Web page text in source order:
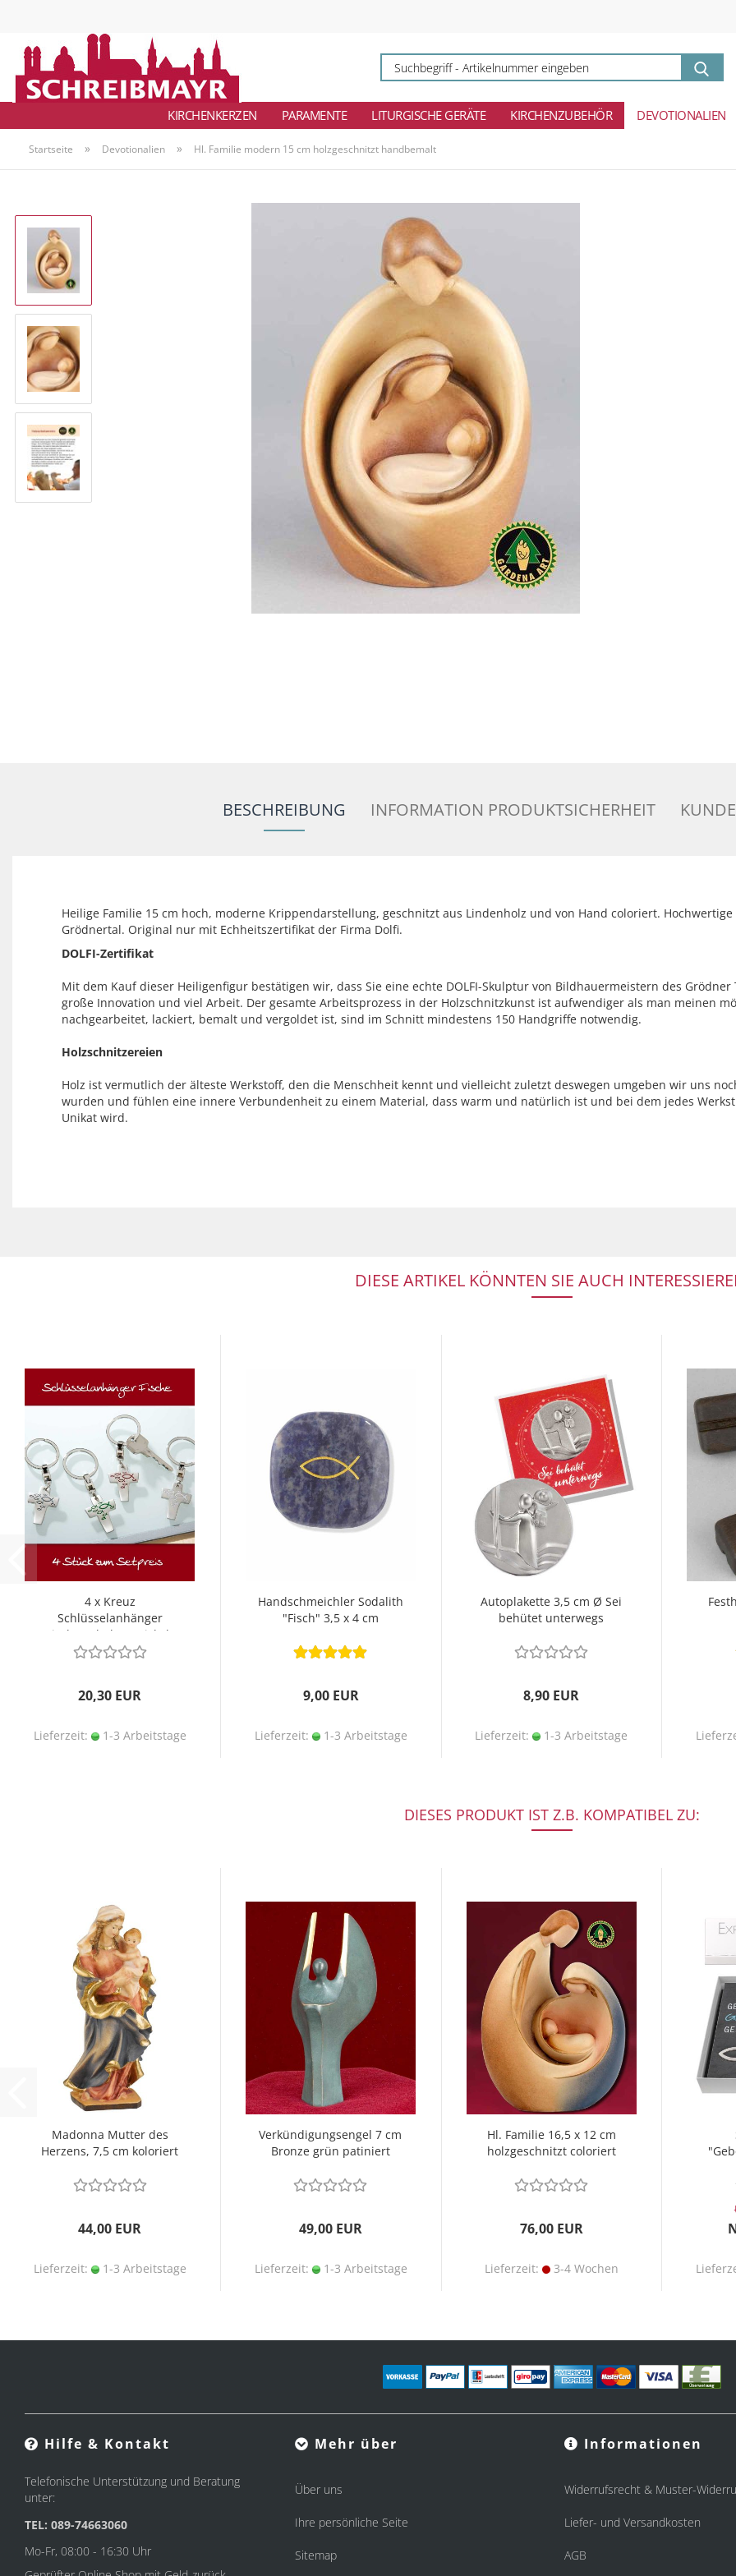
KIRCHENKERZEN PARAMENTE LITURGISCHE GERÄTE KIRCHENZUBEHÖR DEVOTIONALIEN
Startseite » Devotionalien » Hl. Familie modern 15 cm holzgeschnitzt handbemalt
BESCHREIBUNG INFORMATION PRODUKTSICHERHEIT
Heilige Familie 15 cm hoch, moderne Krippendarstellung, geschnitzt aus Lindenholz und von Hand coloriert.
Grödnertal. Original nur mit Echheitszertifikat der Firma Dolfi.
DOLFI-Zertifikat
Mit dem Kauf dieser Heiligenfigur bestätigen wir, dass Sie eine echte DOLFI-Skulptur von Bildhauermeistern des
große Innovation und viel Arbeit. Der gesamte Arbeitsprozess in der Holzschnitzkunst ist aufwendiger als man meinen
nachgearbeitet, lackiert, bemalt und vergoldet ist, sind im Schnitt mindestens 150 Handgriffe notwendig.
Holzschnitzereien
Holz ist vermutlich der älteste Werkstoff, den die Menschheit kennt und vielleicht zuletzt deswegen umgeben wir uns
wurden und fühlen eine innere Verbundenheit zu einem Material, dass warm und natürlich ist und bei dem jedes
Unikat wird.
DIESE ARTIKEL KÖNNTEN SIE AUCH
4 x Kreuz
Schlüsselanhänger
Fischsymbol, vernickelt
matt
20,30 EUR
Lieferzeit: 1-3 Arbeitstage
Handschmeichler Sodalith
"Fisch" 3,5 x 4 cm
9,00 EUR
Lieferzeit: 1-3 Arbeitstage
Autoplakette 3,5 cm Ø Sei
behütet unterwegs
8,90 EUR
Lieferzeit: 1-3 Arbeitstage
DIESES PRODUKT IST Z.B. KOMPATIBEL ZU:
Madonna Mutter des
Herzens, 7,5 cm koloriert
44,00 EUR
Lieferzeit: 1-3 Arbeitstage
Verkündigungsengel 7 cm
Bronze grün patiniert
49,00 EUR
Lieferzeit: 1-3 Arbeitstage
Hl. Familie 16,5 x 12 cm
holzgeschnitzt coloriert
76,00 EUR
Lieferzeit: 3-4 Wochen
Hilfe & Kontakt
Telefonische Unterstützung und Beratung
unter:
TEL: 089-74663060
Mo-Fr, 08:00 - 16:30 Uhr
Mehr über
Über uns
Ihre persönliche Seite
Sitemap
Informationen
Widerrufsrecht & Muster-
Liefer- und Versandkosten
AGB